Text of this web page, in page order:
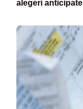
alegeri anticipate